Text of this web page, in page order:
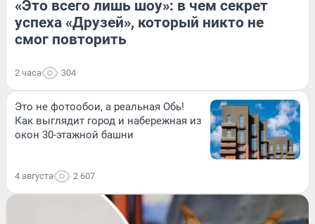
«Это всего лишь шоу»: в чем секрет
успеха «Друзей», который никто не
смог повторить
2 часа 304
Это не фотообои, а реальная Обь!
Как выглядит город и набережная из
окон 30-этажной башни
4 августа 2 607